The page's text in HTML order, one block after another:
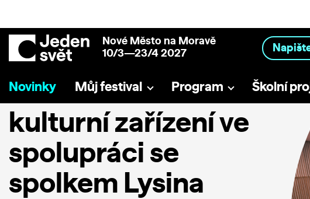
10/3—23/4 2027
Novinky Školní
Novoměstská
kulturní zařízení ve
spolupráci se
spolkem Lysina